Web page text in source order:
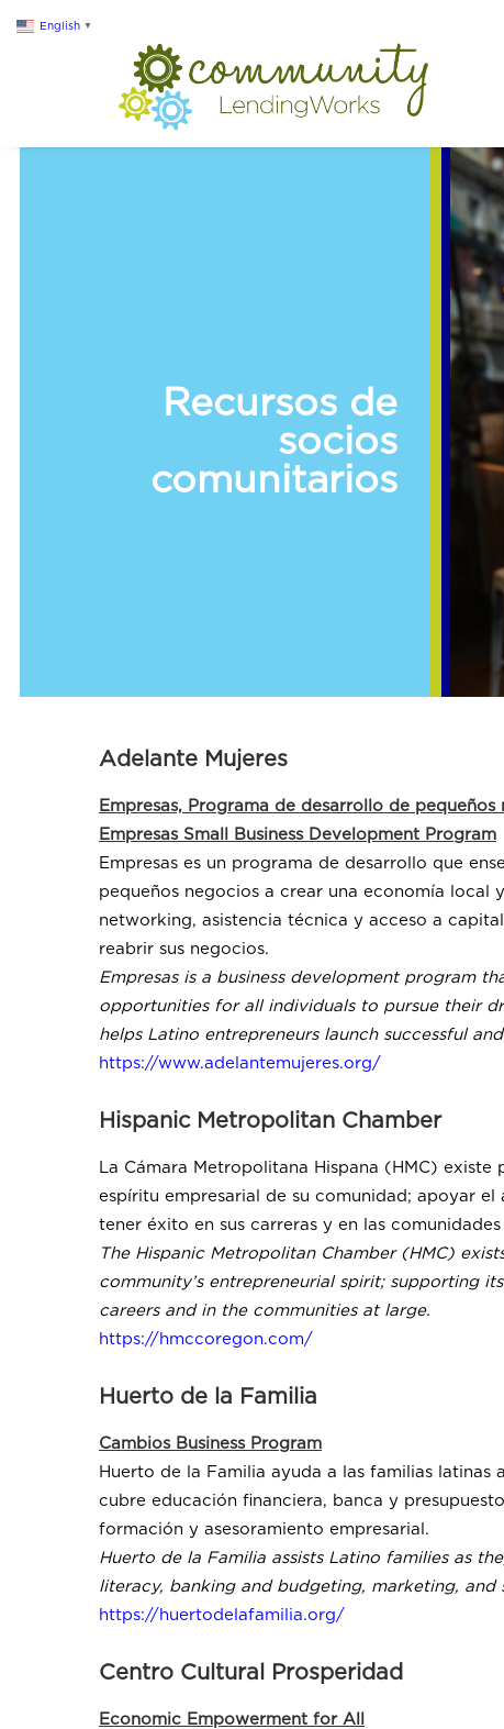
Recursos de
socios
comunitarios
Adelante Mujeres
Empresas, Programa de desarrollo de pequeños
Empresas Small Business Development Program
Empresas es un programa de desarrollo que
pequeños negocios a crear una economía local
networking, asistencia técnica y acceso a
reabrir sus negocios.
Empresas is a business development program
opportunities for all individuals to pursue their
helps Latino entrepreneurs launch successful
https://www.adelantemujeres.org/
Hispanic Metropolitan Chamber
La Cámara Metropolitana Hispana (HMC)
espíritu empresarial de su comunidad; apoyar
tener éxito en sus carreras y en las comunidades
The Hispanic Metropolitan Chamber (HMC)
community’s entrepreneurial spirit; supporting
careers and in the communities at large.
https://hmccoregon.com/
Huerto de la Familia
Cambios Business Program
Huerto de la Familia ayuda a las familias
cubre educación financiera, banca y
formación y asesoramiento empresarial.
Huerto de la Familia assists Latino families as
literacy, banking and budgeting, marketing,
https://huertodelafamilia.org/
Centro Cultural Prosperidad
Economic Empowerment for All
English ▼